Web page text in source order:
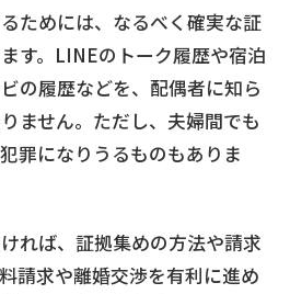
ためには、なるべく確実な証
す。LINEのトーク履歴や宿泊
の履歴などを、配偶者に知ら
ません。ただし、夫婦間でも
罪になりうるものもありま
れば、証拠集めの方法や請求
請求や離婚交渉を有利に進め